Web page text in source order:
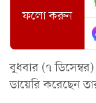
ফলো করুন
বুধবার (৭
ডায়েরি করেছেন